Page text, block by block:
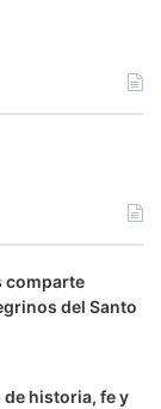
comparte
del Santo
de historia, fe y